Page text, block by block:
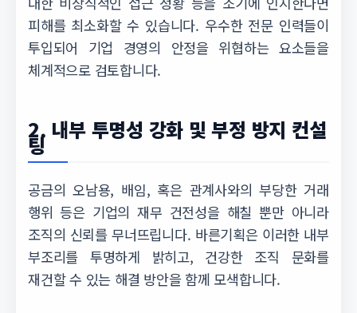
피해를 최소화할 수 있습니다. 우수한 전문 인력들이
투입되어 기업 경영의 안정을 위협하는 요소들을
체계적으로 검토합니다.
2. 내부 투명성 강화 및 부정 방지 컨설
팅
공금의 오남용, 배임, 혹은 관계사와의 부당한 거래
행위 등은 기업의 재무 건전성을 해칠 뿐만 아니라
조직의 신뢰를 무너뜨립니다. 바른기획은 이러한 내부
부조리를 투명하게 밝히고, 건강한 조직 문화를
재건할 수 있는 해결 방안을 함께 모색합니다.